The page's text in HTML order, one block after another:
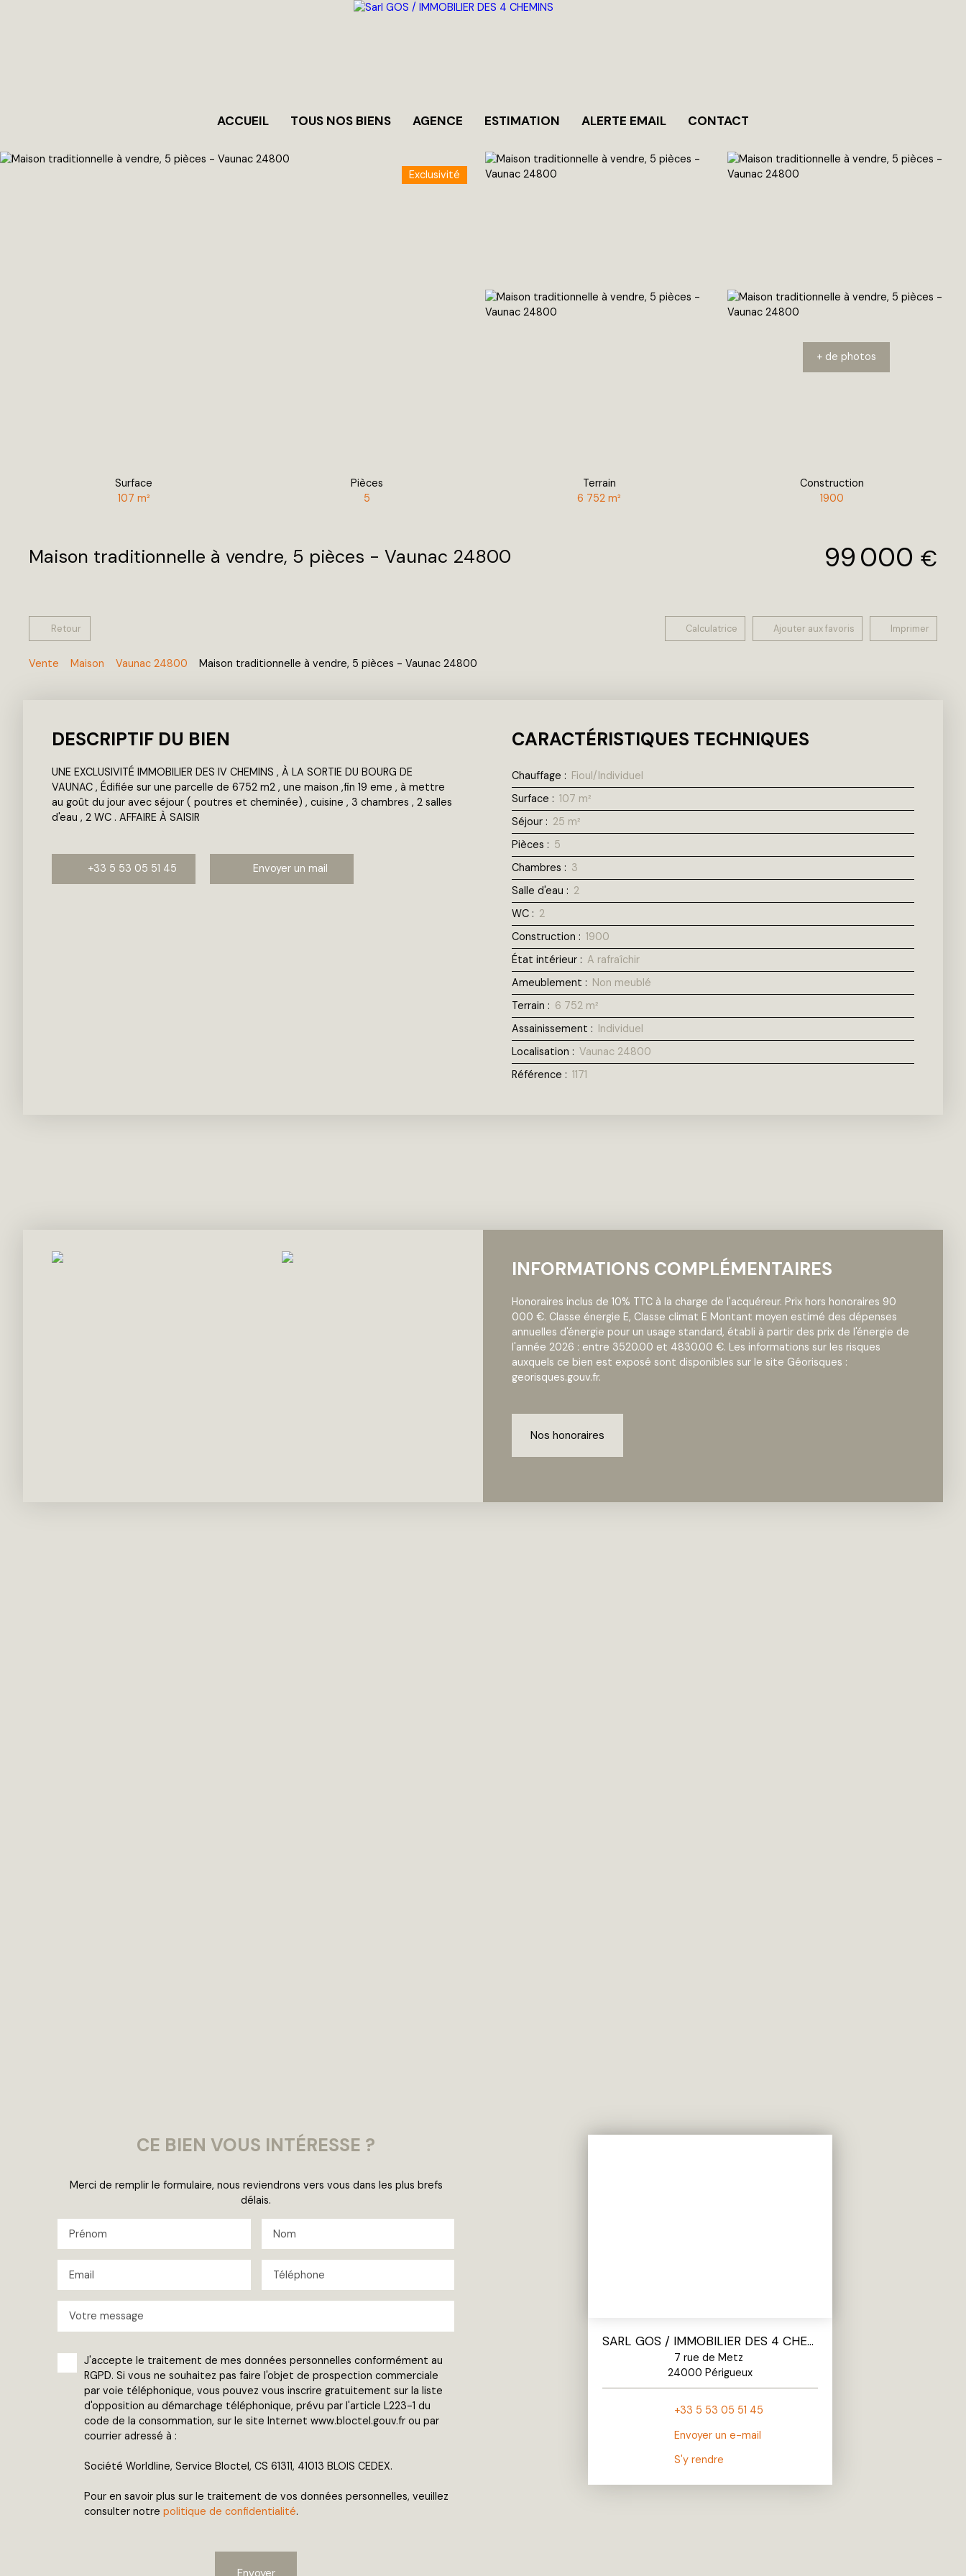
ACCUEIL TOUS NOS BIENS AGENCE ESTIMATION ALERTE EMAIL CONTACT
Exclusivité
+ de photos
Surface
107 m²
Pièces
5
Terrain
6 752m²
Construction
1900
Maison traditionnelle à vendre, 5 pièces - Vaunac 24800 99 000 €
Retour Calculatrice Ajouter aux favoris Imprimer
Vente Maison Vaunac 24800 Maison traditionnelle à vendre, 5 pièces - Vaunac 24800
DESCRIPTIF DU BIEN
UNE EXCLUSIVITÉ IMMOBILIER DES IV CHEMINS , À LA SORTIE DU BOURG DE
VAUNAC , Édifiée sur une parcelle de 6752 m2 , une maison ,fin 19 eme , à mettre
au goût du jour avec séjour ( poutres et cheminée) , cuisine , 3 chambres , 2 salles
d'eau , 2 WC . AFFAIRE À SAISIR
+33 5 53 05 51 45 Envoyer un mail
CARACTÉRISTIQUES TECHNIQUES
Chauffage : Fioul/Individuel
Surface : 107 m²
Séjour : 25 m²
Pièces : 5
Chambres : 3
Salle d'eau : 2
WC : 2
Construction : 1900
État intérieur : A rafraîchir
Ameublement : Non meublé
Terrain : 6 752 m²
Assainissement : Individuel
Localisation : Vaunac 24800
Référence : 1171
INFORMATIONS COMPLÉMENTAIRES
Honoraires inclus de 10% TTC à la charge de l'acquéreur. Prix hors honoraires 90
000 €. Classe énergie E, Classe climat E Montant moyen estimé des dépenses
annuelles d'énergie pour un usage standard, établi à partir des prix de l'énergie de
l'année 2026 : entre 3520.00 et 4830.00 €. Les informations sur les risques
auxquels ce bien est exposé sont disponibles sur le site Géorisques :
georisques.gouv.fr.
Nos honoraires
CE BIEN VOUS INTÉRESSE ?
Merci de remplir le formulaire, nous reviendrons vers vous dans les plus brefs
délais.
Prénom Nom
Email Téléphone
Votre message
J'accepte le traitement de mes données personnelles conformément au
RGPD. Si vous ne souhaitez pas faire l'objet de prospection commerciale
par voie téléphonique, vous pouvez vous inscrire gratuitement sur la liste
d'opposition au démarchage téléphonique, prévu par l'article L223-1 du
code de la consommation, sur le site Internet www.bloctel.gouv.fr ou par
courrier adressé à :
Société Worldline, Service Bloctel, CS 61311, 41013 BLOIS CEDEX.
Pour en savoir plus sur le traitement de vos données personnelles, veuillez
consulter notre politique de confidentialité.
SARL GOS / IMMOBILIER DES 4 CHEMINS
7 rue de Metz
24000 Périgueux
+33 5 53 05 51 45
Envoyer un e-mail
S'y rendre